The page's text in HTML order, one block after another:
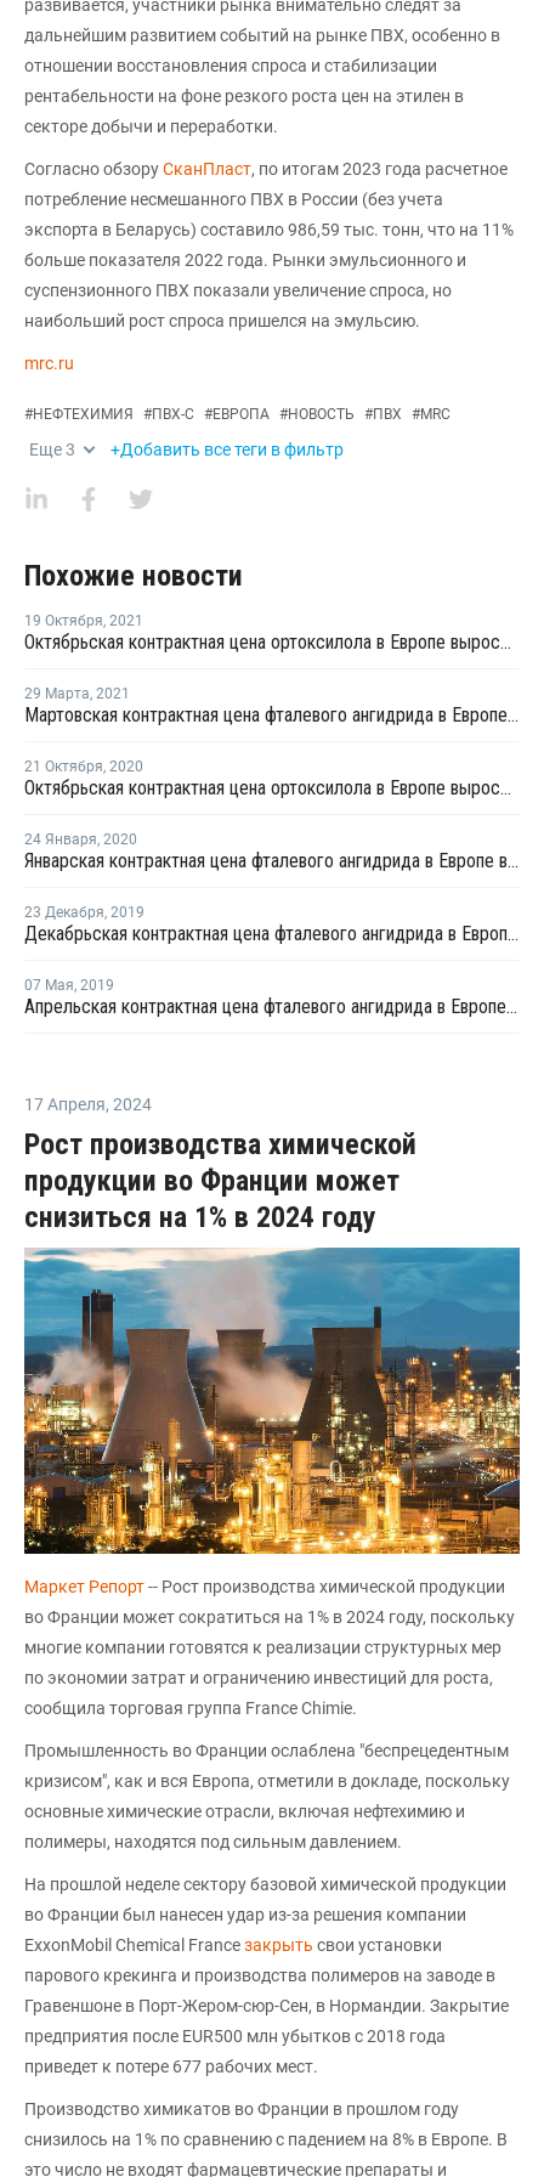
развивается, участники рынка внимательно следят за
дальнейшим развитием событий на рынке ПВХ, особенно в
отношении восстановления спроса и стабилизации
рентабельности на фоне резкого роста цен на этилен в
секторе добычи и переработки.
Согласно обзоруСканПласт, по итогам 2023 года расчетное
потребление несмешанного ПВХ в России (без учета
экспорта в Беларусь) составило 986,59 тыс. тонн, что на 11%
больше показателя 2022 года. Рынки эмульсионного и
суспензионного ПВХ показали увеличение спроса, но
наибольший рост спроса пришелся на эмульсию.
mrc.ru
#НЕФТЕХИМИЯ #ПВХ-С #ЕВРОПА #НОВОСТЬ #ПВХ #MRC
Еще3 +Добавить все теги в фильтр
Похожие новости
19 Октября, 2021
Октябрьская контрактная цена ортоксилола в Европе выросла на EUR25 за тонну
29 Марта, 2021
Мартовская контрактная цена фталевого ангидрида в Европе выросла на EUR75 за тонну
21 Октября, 2020
Октябрьская контрактная цена ортоксилола в Европе выросла на EUR2,5 за тонну
24 Января, 2020
Январская контрактная цена фталевого ангидрида в Европе выросла на EUR10 за тонну
23 Декабря, 2019
Декабрьская контрактная цена фталевого ангидрида в Европе понизилась на EUR15 за тонну
07 Мая, 2019
Апрельская контрактная цена фталевого ангидрида в Европе выросла на EUR70 за тонну
17 Апреля, 2024
Рост производства химической
продукции во Франции может
снизиться на 1% в 2024 году
Маркет Репорт-- Рост производства химической продукции
во Франции может сократиться на 1% в 2024 году, поскольку
многие компании готовятся к реализации структурных мер
по экономии затрат и ограничению инвестиций для роста,
сообщила торговая группа France Chimie.
Промышленность во Франции ослаблена "беспрецедентным
кризисом", как и вся Европа, отметили в докладе, поскольку
основные химические отрасли, включая нефтехимию и
полимеры, находятся под сильным давлением.
На прошлой неделе сектору базовой химической продукции
во Франции был нанесен удар из-за решения компании
ExxonMobil Chemical Franceзакрыть свои установки
парового крекинга и производства полимеров на заводе в
Гравеншоне в Порт-Жером-сюр-Сен, в Нормандии. Закрытие
предприятия после EUR500 млн убытков с 2018 года
приведет к потере 677 рабочих мест.
Производство химикатов во Франции в прошлом году
снизилось на 1% по сравнению с падением на 8% в Европе. В
это число не входят фармацевтические препараты и